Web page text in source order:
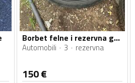
Borbet felne i rezervna gume
Automobili 3 rezervna
150€